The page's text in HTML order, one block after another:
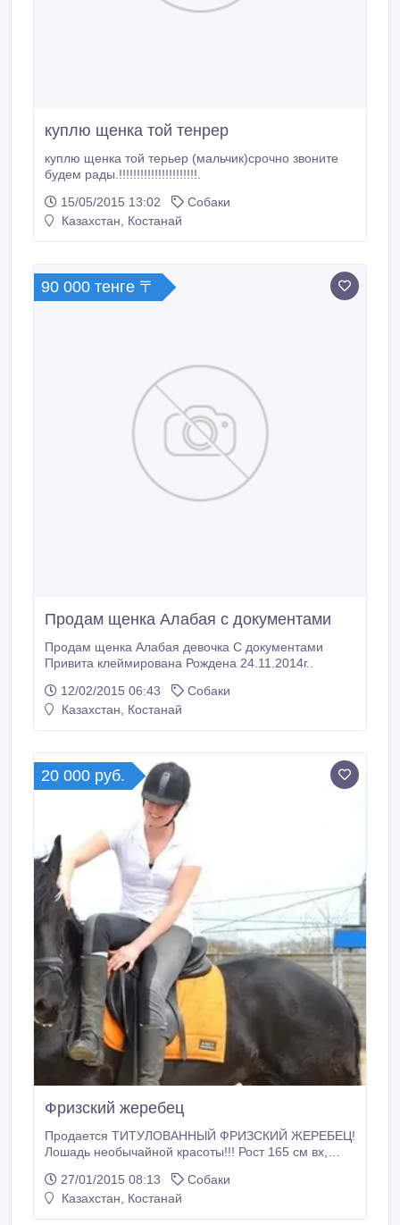
куплю щенка той тенрер
куплю щенка той терьер (мальчик)срочно звоните
будем рады.!!!!!!!!!!!!!!!!!!!!!!.
15/05/2015 13:02
Собаки
Казахстан, Костанай
90 000 тенге 〒
Продам щенка Алабая с документами
Продам щенка Алабая девочка С документами
Привита клеймирована Рождена 24.11.2014г..
12/02/2015 06:43
Собаки
Казахстан, Костанай
20 000 руб.
Фризский жеребец
Продается ТИТУЛОВАННЫЙ ФРИЗСКИЙ ЖЕРЕБЕЦ!
Лошадь необычайной красоты!!! Рост 165 см вх,
молодая лошадь с великолепным экстерьером и
прекрасным характером! На супер движениях,
27/01/2015 08:13
Собаки
Казахстан, Костанай